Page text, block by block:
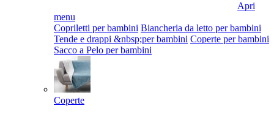
Apri
menu
Copriletti per bambini Biancheria da letto per bambini
Tende e drappi &nbsp;per bambini Coperte per bambini
Sacco a Pelo per bambini
Coperte